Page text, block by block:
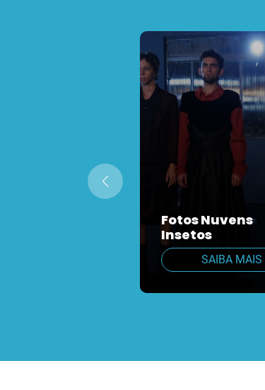
Fotos Nuvens
Insetos
SAIBA MAIS